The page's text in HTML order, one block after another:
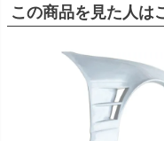
この商品を見た人は